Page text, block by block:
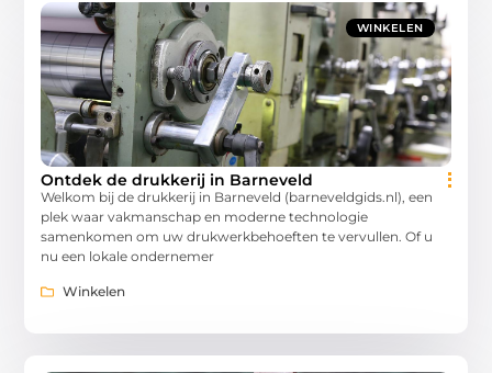
WINKELEN
Ontdek de drukkerij in Barneveld
Welkom bij de drukkerij in Barneveld (barneveldgids.nl), een
plek waar vakmanschap en moderne technologie
samenkomen om uw drukwerkbehoeften te vervullen. Of u
nu een lokale ondernemer
Winkelen